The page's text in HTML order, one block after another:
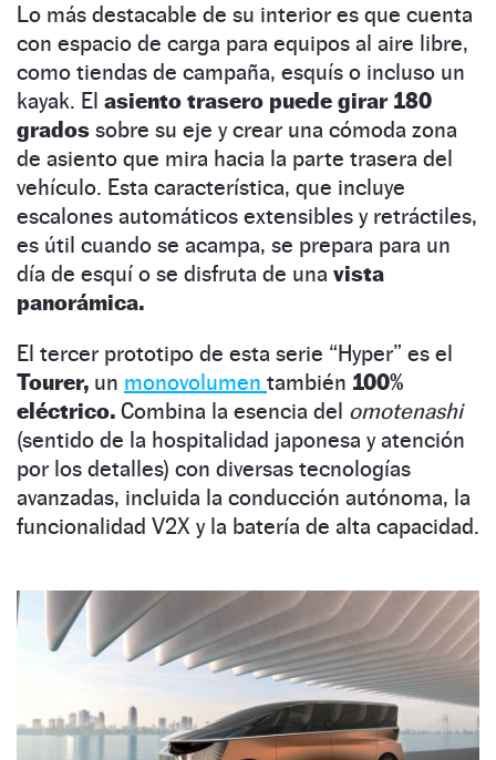
Lo más destacable de su interior es que cuenta
con espacio de carga para equipos al aire libre,
como tiendas de campaña, esquís o incluso un
kayak. El asiento trasero puede girar 180
grados sobre su eje y crear una cómoda zona
de asiento que mira hacia la parte trasera del
vehículo. Esta característica, que incluye
escalones automáticos extensibles y retráctiles,
es útil cuando se acampa, se prepara para un
día de esquí o se disfruta de una vista
panorámica.
El tercer prototipo de esta serie “Hyper” es el
Tourer, un monovolumen también 100%
eléctrico. Combina la esencia del omotenashi
(sentido de la hospitalidad japonesa y atención
por los detalles) con diversas tecnologías
avanzadas, incluida la conducción autónoma, la
funcionalidad V2X y la batería de alta capacidad.